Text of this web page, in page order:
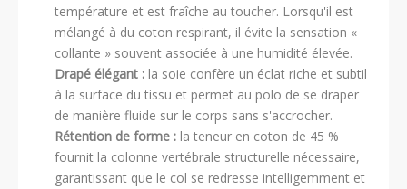
température et est fraîche au toucher. Lorsqu'il est
mélangé à du coton respirant, il évite la sensation «
collante » souvent associée à une humidité élevée.
Drapé élégant : la soie confère un éclat riche et subtil
à la surface du tissu et permet au polo de se draper
de manière fluide sur le corps sans s'accrocher.
Rétention de forme : la teneur en coton de 45 %
fournit la colonne vertébrale structurelle nécessaire,
garantissant que le col se redresse intelligemment et